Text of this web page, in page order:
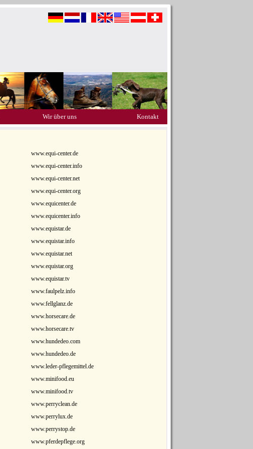
Wir über uns Kontakt
www.equi-center.de
www.equi-center.info
www.equi-center.net
www.equi-center.org
www.equicenter.de
www.equicenter.info
www.equistar.de
www.equistar.info
www.equistar.net
www.equistar.org
www.equistar.tv
www.faulpelz.info
www.fellglanz.de
www.horsecare.de
www.horsecare.tv
www.hundedeo.com
www.hundedeo.de
www.leder-pflegemittel.de
www.minifood.eu
www.minifood.tv
www.perryclean.de
www.perrylux.de
www.perrystop.de
www.pferdepflege.org